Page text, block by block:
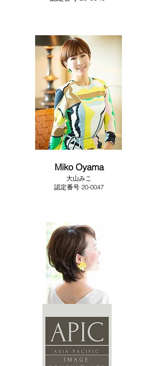
Miko Oyama
​大山みこ
​​認定番号 20-0047
Eri Mukai
向井えり
​​認定番号 21-0052